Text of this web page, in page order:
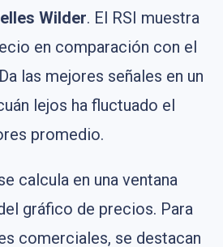
Wilder. El RSI muestra
en comparación con el
las mejores señales en un
lejos ha fluctuado el
promedio.
calcula en una ventana
gráfico de precios. Para
comerciales, se destacan